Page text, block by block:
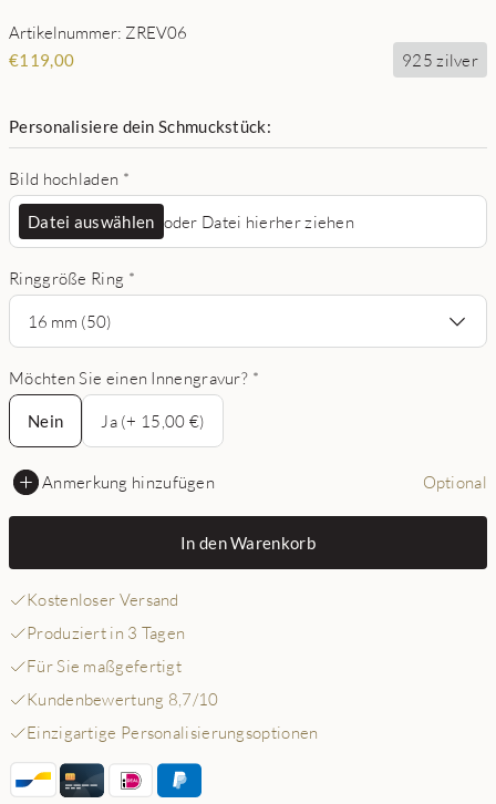
Artikelnummer: ZREV06
€119,00 925 zilver
Personalisiere dein Schmuckstück:
Bild hochladen *
Datei auswählen oder Datei hierher ziehen
Ringgröße Ring *
16 mm (50)
Möchten Sie einen Innengravur? *
Nein
Nein
Ja (+ 15,00 €)
Anmerkung hinzufügen Optional
In den Warenkorb
Kostenloser Versand
Produziert in 3 Tagen
Für Sie maßgefertigt
Kundenbewertung 8,7/10
Einzigartige Personalisierungsoptionen